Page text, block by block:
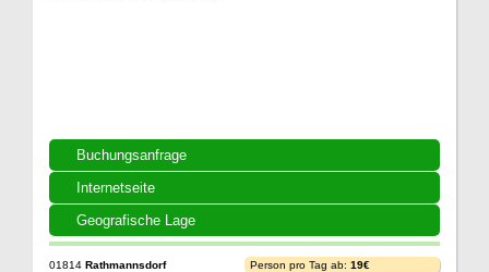
Buchungsanfrage
Internetseite
Geografische Lage
01814 Rathmannsdorf
Person pro Tag ab: 19€